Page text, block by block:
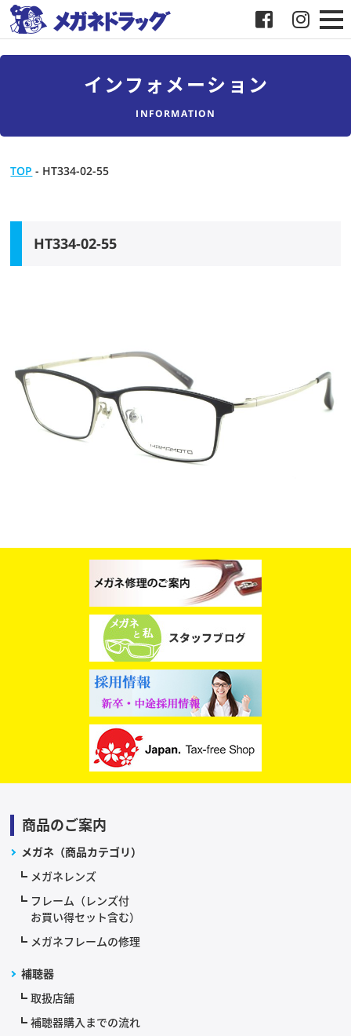
メガネドラッグについて
スタッフブログ
インフォメーション
INFORMATION
TOP - HT334-02-55
HT334-02-55
商品のご案内
メガネ（商品カテゴリ）
メガネレンズ
フレーム（レンズ付
お買い得セット含む）
メガネフレームの修理
補聴器
取扱店舗
補聴器購入までの流れ